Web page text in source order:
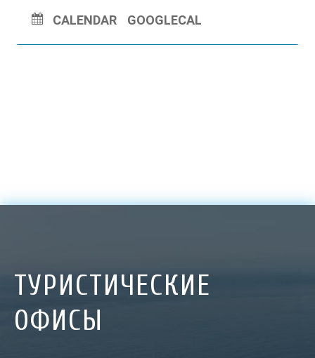
CALENDAR GOOGLECAL
ТУРИСТИЧЕСКИЕ
ОФИСЫ